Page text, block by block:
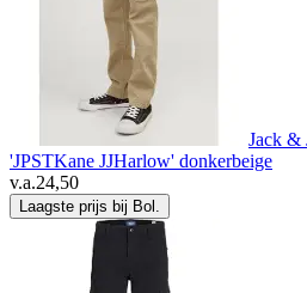
Jack &
'JPSTKane JJHarlow' donkerbeige
v.a.24,50
Laagste prijs bij Bol.